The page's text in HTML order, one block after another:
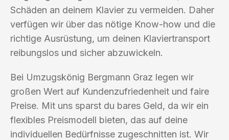
Schäden an deinem Klavier zu vermeiden. Daher
verfügen wir über das nötige Know-how und die
richtige Ausrüstung, um deinen Klaviertransport
reibungslos und sicher abzuwickeln.
Bei Umzugskönig Bergmann Graz legen wir
großen Wert auf Kundenzufriedenheit und faire
Preise. Mit uns sparst du bares Geld, da wir ein
flexibles Preismodell bieten, das auf deine
individuellen Bedürfnisse zugeschnitten ist. Wir